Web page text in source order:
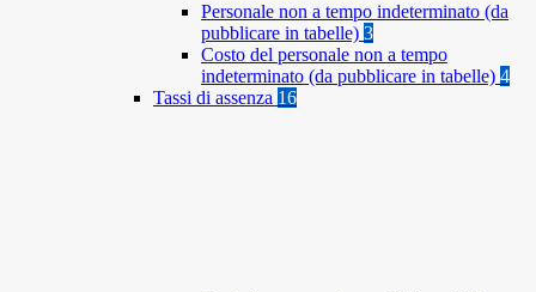
Personale non a tempo indeterminato (da
pubblicare in tabelle) 3
Costo del personale non a tempo
indeterminato (da pubblicare in tabelle) 4
Tassi di assenza 16